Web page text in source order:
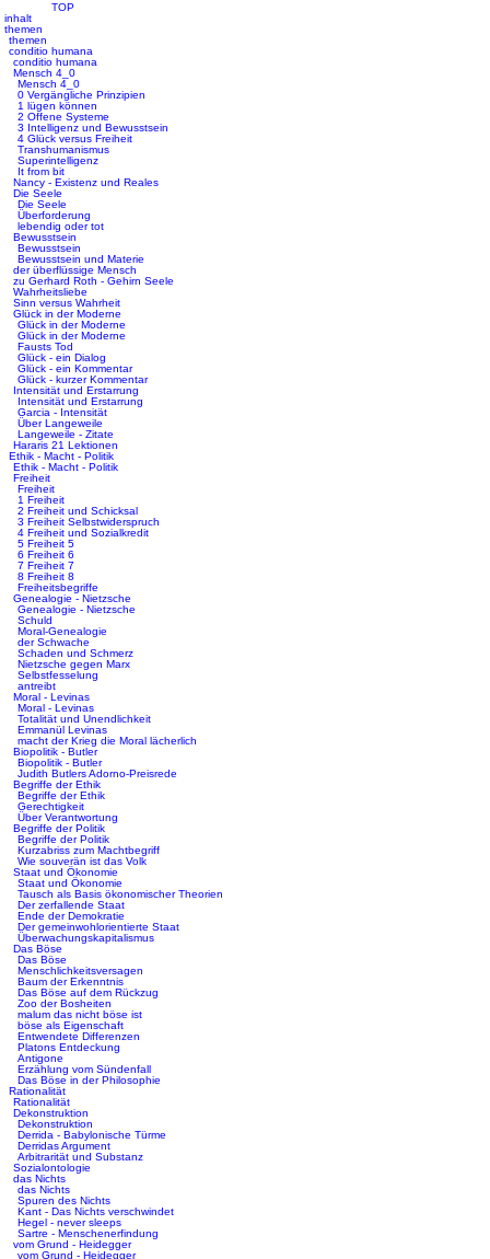
TOP
inhalt
themen
themen
conditio humana
conditio humana
Mensch 4_0
Mensch 4_0
0 Vergängliche Prinzipien
1 lügen können
2 Offene Systeme
3 Intelligenz und Bewusstsein
4 Glück versus Freiheit
Transhumanismus
Superintelligenz
It from bit
Nancy - Existenz und Reales
Die Seele
Die Seele
Überforderung
lebendig oder tot
Bewusstsein
Bewusstsein
Bewusstsein und Materie
der überflüssige Mensch
zu Gerhard Roth - Gehirn Seele
Wahrheitsliebe
Sinn versus Wahrheit
Glück in der Moderne
Glück in der Moderne
Glück in der Moderne
Fausts Tod
Glück - ein Dialog
Glück - ein Kommentar
Glück - kurzer Kommentar
Intensität und Erstarrung
Intensität und Erstarrung
Garcia - Intensität
Über Langeweile
Langeweile - Zitate
Hararis 21 Lektionen
Ethik - Macht - Politik
Ethik - Macht - Politik
Freiheit
Freiheit
1 Freiheit
2 Freiheit und Schicksal
3 Freiheit Selbstwiderspruch
4 Freiheit und Sozialkredit
5 Freiheit 5
6 Freiheit 6
7 Freiheit 7
8 Freiheit 8
Freiheitsbegriffe
Genealogie - Nietzsche
Genealogie - Nietzsche
Schuld
Moral-Genealogie
der Schwache
Schaden und Schmerz
Nietzsche gegen Marx
Selbstfesselung
antreibt
Moral - Levinas
Moral - Levinas
Totalität und Unendlichkeit
Emmanül Levinas
macht der Krieg die Moral lächerlich
Biopolitik - Butler
Biopolitik - Butler
Judith Butlers Adorno-Preisrede
Begriffe der Ethik
Begriffe der Ethik
Gerechtigkeit
Über Verantwortung
Begriffe der Politik
Begriffe der Politik
Kurzabriss zum Machtbegriff
Wie souverän ist das Volk
Staat und Ökonomie
Staat und Ökonomie
Tausch als Basis ökonomischer Theorien
Der zerfallende Staat
Ende der Demokratie
Der gemeinwohlorientierte Staat
Überwachungskapitalismus
Das Böse
Das Böse
Menschlichkeitsversagen
Baum der Erkenntnis
Das Böse auf dem Rückzug
Zoo der Bosheiten
malum das nicht böse ist
böse als Eigenschaft
Entwendete Differenzen
Platons Entdeckung
Antigone
Erzählung vom Sündenfall
Das Böse in der Philosophie
Rationalität
Rationalität
Dekonstruktion
Dekonstruktion
Derrida - Babylonische Türme
Derridas Argument
Arbitrarität und Substanz
Sozialontologie
das Nichts
das Nichts
Spuren des Nichts
Kant - Das Nichts verschwindet
Hegel - never sleeps
Sartre - Menschenerfindung
vom Grund - Heidegger
vom Grund - Heidegger